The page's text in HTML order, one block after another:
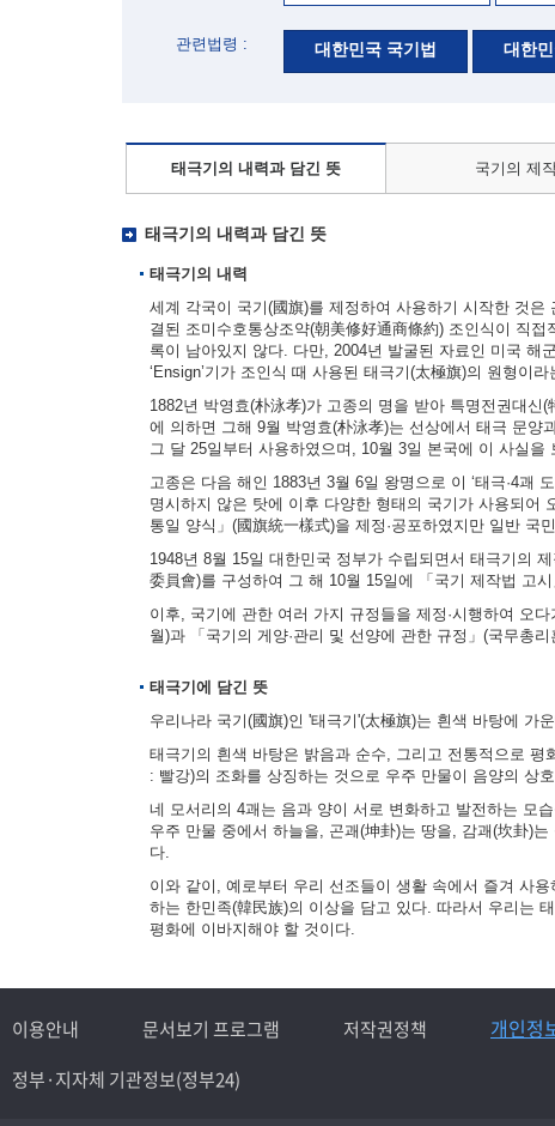
관련법령 : 대한민국 국기법 대한
태극기의 내력과 담긴 뜻 국기의 제
태극기의 내력과 담긴 뜻
태극기의 내력
세계 각국이 국기(國旗)를 제정하여 사용하기 시작한 것
결된 조미수호통상조약(朝美修好通商條約) 조인식이 직
록이 남아있지 않다. 다만, 2004년 발굴된 자료인 미국 해
‘Ensign’기가 조인식 때 사용된 태극기(太極旗)의 원형이
1882년 박영효(朴泳孝)가 고종의 명을 받아 특명전권대신
에 의하면 그해 9월 박영효(朴泳孝)는 선상에서 태극 문양
그 달 25일부터 사용하였으며, 10월 3일 본국에 이 사실을
고종은 다음 해인 1883년 3월 6일 왕명으로 이 ‘태극·4괘
명시하지 않은 탓에 이후 다양한 형태의 국기가 사용되어
통일 양식」(國旗統一樣式)을 제정·공포하였지만 일반 국
1948년 8월 15일 대한민국 정부가 수립되면서 태극기의
委員會)를 구성하여 그 해 10월 15일에 「국기 제작법 고
이후, 국기에 관한 여러 가지 규정들을 제정·시행하여 오
월)과 「국기의 게양·관리 및 선양에 관한 규정」(국무총
태극기에 담긴 뜻
우리나라 국기(國旗)인 '태극기'(太極旗)는 흰색 바탕에 가
태극기의 흰색 바탕은 밝음과 순수, 그리고 전통적으로
: 빨강)의 조화를 상징하는 것으로 우주 만물이 음양의 상
네 모서리의 4괘는 음과 양이 서로 변화하고 발전하는 모
우주 만물 중에서 하늘을, 곤괘(坤卦)는 땅을, 감괘(坎卦)
다.
이와 같이, 예로부터 우리 선조들이 생활 속에서 즐겨 사
하는 한민족(韓民族)의 이상을 담고 있다. 따라서 우리는
평화에 이바지해야 할 것이다.
이용안내 문서보기 프로그램 저작권정책 개인정
정부·지자체 기관정보(정부24)